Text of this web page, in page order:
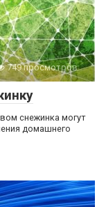
749 просмотров
снежинка могут
домашнего